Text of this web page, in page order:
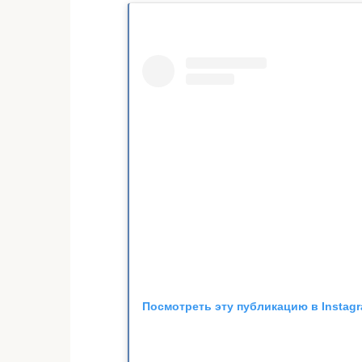
Посмотреть эту публикацию в